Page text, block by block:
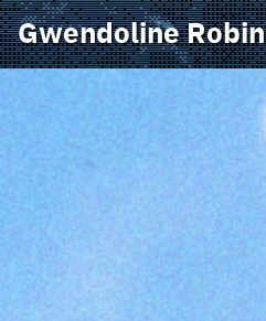
Gwendoline Robin